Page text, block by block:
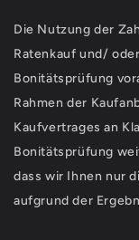
Die Nutzung der
Ratenkauf und/
Bonitätsprüfung
Rahmen der
Kaufvertrages an
Bonitätsprüfung
dass wir Ihnen nur
aufgrund der